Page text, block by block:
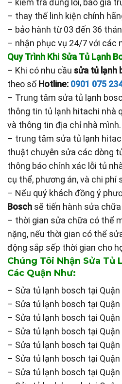
– kiểm tra đúng lỗi, báo giá
– thay thế linh kiện chính
– bảo hành từ 03 đến 36
– nhận phục vụ 24/7 với các
Quy Trình Khi Sửa Tủ Lạnh
– Khi có nhu cầu sửa tủ lạnh
theo số Hotline: 0901 075
– Trung tâm sửa tủ lạnh
thông tin tủ lạnh hitachi nhà
và thông tin địa chỉ nhà mình.
– trung tâm sửa tủ lạnh
thuật chuyên sửa các dòng
thông báo chính xác lỗi tủ
cụ thể, phương án, và chi phí
– Nếu quý khách đồng ý
Bosch sẽ tiến hành sửa
– thời gian sửa chữa có thể
nặng, nếu thời gian có thể
động sắp sếp thời gian cho
Chúng Tôi Nhận Sửa Tủ
Các Quận Như:
– Sửa tủ lạnh bosch tại Quận
– Sửa tủ lạnh bosch tại Quận
– Sửa tủ lạnh bosch tại Quận
– Sửa tủ lạnh bosch tại Quận
– Sửa tủ lạnh bosch tại Quận
– Sửa tủ lạnh bosch tại Quận
– Sửa tủ lạnh bosch tại Quận